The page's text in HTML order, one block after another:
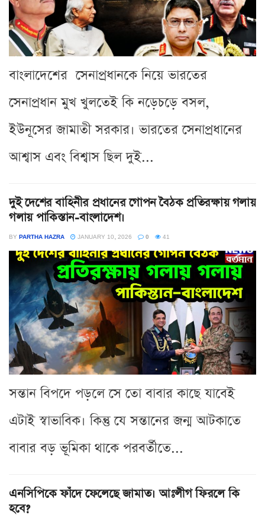
বাংলাদেশের সেনাপ্রধানকে নিয়ে ভারতের
সেনাপ্রধান মুখ খুলতেই কি নড়েচড়ে বসল,
ইউনূসের জামাতী সরকার। ভারতের সেনাপ্রধানের
আশ্বাস এবং বিশ্বাস ছিল দুই...
দুই দেশের বাহিনীর প্রধানের গোপন বৈঠক প্রতিরক্ষায় গলায়
গলায় পাকিস্তান-বাংলাদেশ।
BY PARTHA HAZRA JANUARY 10, 2026 0 41
সন্তান বিপদে পড়লে সে তো বাবার কাছে যাবেই
এটাই স্বাভাবিক। কিন্তু যে সন্তানের জন্ম আটকাতে
বাবার বড় ভূমিকা থাকে পরবর্তীতে...
এনসিপিকে ফাঁদে ফেলেছে জামাত। আঃলীগ ফিরলে কি
হবে?